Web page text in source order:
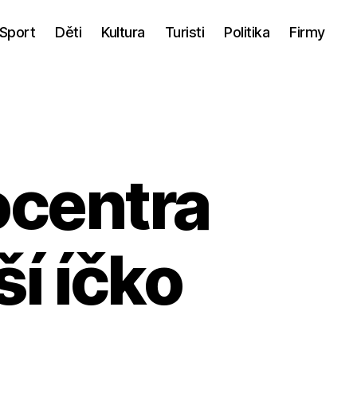
Sport Děti Kultura Turisti Politika Firmy
íčko